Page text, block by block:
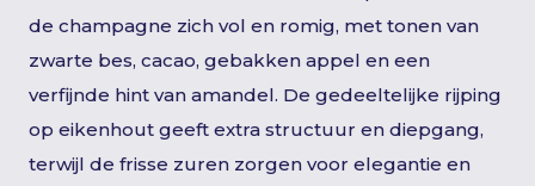
de champagne zich vol en romig, met tonen van
zwarte bes, cacao, gebakken appel en een
verfijnde hint van amandel. De gedeeltelijke rijping
op eikenhout geeft extra structuur en diepgang,
terwijl de frisse zuren zorgen voor elegantie en